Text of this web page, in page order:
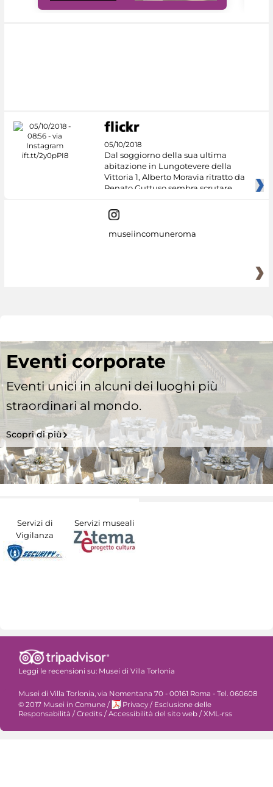
05/10/2018
Dal soggiorno della sua ultima
abitazione in Lungotevere della
Vittoria 1, Alberto Moravia ritratto da
Renato Guttuso sembra scrutare
museiincomuneroma
Eventi corporate
Eventi unici in alcuni dei luoghi più
straordinari al mondo.
Scopri di più
Servizi di
Vigilanza
Servizi museali
Leggi le recensioni su: Musei di Villa Torlonia
Musei di Villa Torlonia, via Nomentana 70 - 00161 Roma - Tel. 060608
© 2017 Musei in Comune / Privacy / Esclusione delle
Responsabilità /Credits /Accessibilità del sito web /XML-rss